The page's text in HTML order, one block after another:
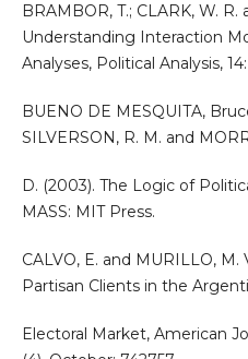
BRAMBOR, T.; CLARK, W.
Understanding Interaction
Analyses, Political Analysis,
BUENO DE MESQUITA,
SILVERSON, R. M. and
D. (2003). The Logic of
MASS: MIT Press.
CALVO, E. and MURILLO,
Partisan Clients in the
Electoral Market, American